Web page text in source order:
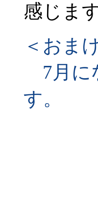
感じます
＜おま
7月に
す。